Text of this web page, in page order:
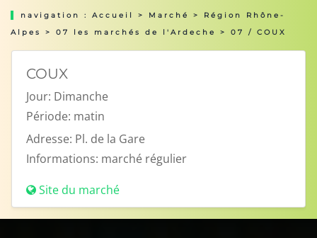
navigation : Accueil > Marché > Région Rhône-
Alpes
> 07 les marchés de l'Ardeche > 07 / COUX
COUX
Jour: Dimanche
Période: matin
Adresse: Pl. de la Gare
Informations: marché régulier
Site du marché